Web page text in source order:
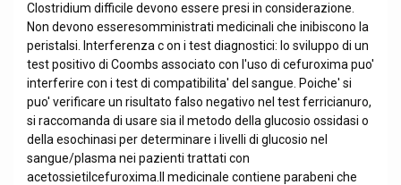
Clostridium difficile devono essere presi in considerazione.
Non devono esseresomministrati medicinali che inibiscono la
peristalsi. Interferenza c on i test diagnostici: lo sviluppo di un
test positivo di Coombs associato con l'uso di cefuroxima puo'
interferire con i test di compatibilita' del sangue. Poiche' si
puo' verificare un risultato falso negativo nel test ferricianuro,
si raccomanda di usare sia il metodo della glucosio ossidasi o
della esochinasi per determinare i livelli di glucosio nel
sangue/plasma nei pazienti trattati con
acetossietilcefuroxima.Il medicinale contiene parabeni che